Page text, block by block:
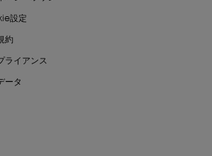
設定
約
ライアンス
ータ